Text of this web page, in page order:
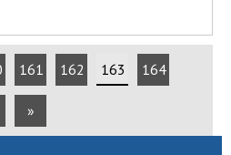
161 162 163 164
»